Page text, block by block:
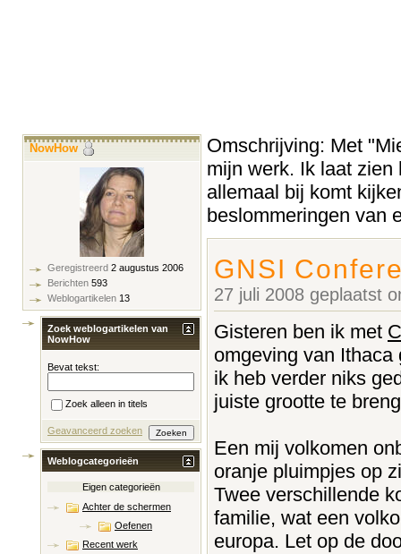
Omschrijving: Met
mijn werk. Ik laat
allemaal bij komt
beslommeringen van
GNSI
27 juli 2008 geplaatst
Gisteren ben ik met
omgeving van
ik heb verder niks
juiste grootte te
Een mij volkomen
oranje pluimpjes op
Twee verschillende
familie, wat een
europa. Let op de
NowHow
Geregistreerd 2 augustus 2006
Berichten 593
Weblogartikelen 13
Zoek weblogartikelen van
NowHow
Bevat tekst:
Zoek alleen in titels
Geavanceerd zoeken
Weblogcategorieën
Eigen categorieën
Achter de schermen
Oefenen
Recent werk